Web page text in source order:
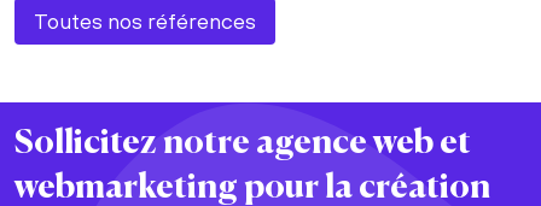
Toutes nos références
Sollicitez notre agence web et
webmarketing pour la création